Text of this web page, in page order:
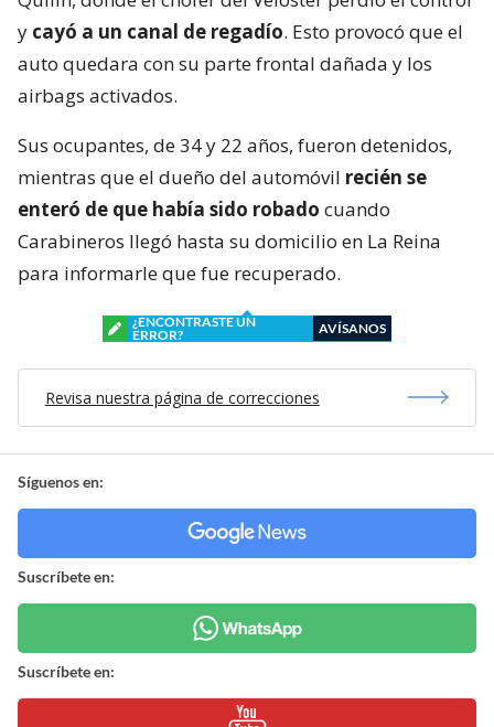
y cayó a un canal de regadío. Esto provocó que el
auto quedara con su parte frontal dañada y los
airbags activados.
Sus ocupantes, de 34 y 22 años, fueron detenidos,
mientras que el dueño del automóvil recién se
enteró de que había sido robado cuando
Carabineros llegó hasta su domicilio en La Reina
para informarle que fue recuperado.
¿ENCONTRASTE UN
ERROR?
AVÍSANOS
Revisa nuestra página de correcciones
Síguenos en:
Suscríbete en:
Suscríbete en: